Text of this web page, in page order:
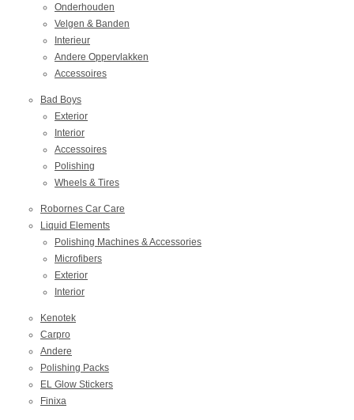
Onderhouden
Velgen & Banden
Interieur
Andere Oppervlakken
Accessoires
Bad Boys
Exterior
Interior
Accessoires
Polishing
Wheels & Tires
Robornes Car Care
Liquid Elements
Polishing Machines & Accessories
Microfibers
Exterior
Interior
Kenotek
Carpro
Andere
Polishing Packs
EL Glow Stickers
Finixa